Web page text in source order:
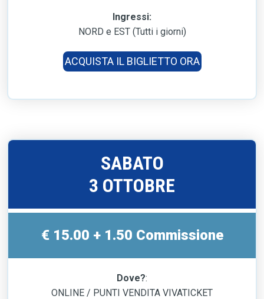
Ingressi:
NORD e EST (Tutti i giorni)
ACQUISTA IL BIGLIETTO ORA
SABATO
3 OTTOBRE
€ 15.00 + 1.50 Commissione
Dove?:
ONLINE / PUNTI VENDITA VIVATICKET